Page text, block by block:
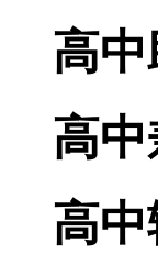
高
高中
高